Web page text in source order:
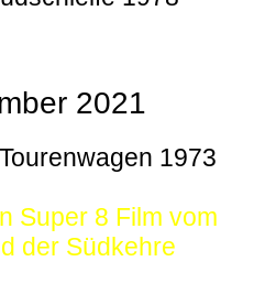
2021
1973
Super 8 Film vom
der Südkehre